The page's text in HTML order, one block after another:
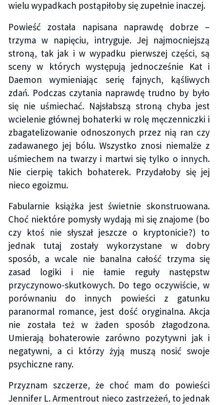
wielu wypadkach postąpiłoby się zupełnie inaczej.
Powieść została napisana naprawdę dobrze –
trzyma w napięciu, intryguje. Jej najmocniejszą
stroną, tak jak i w wypadku pierwszej części, są
sceny w których występują jednocześnie Kat i
Daemon wymieniając serię fajnych, kąśliwych
zdań. Podczas czytania naprawdę trudno by było
się nie uśmiechać. Najsłabszą stroną chyba jest
wcielenie głównej bohaterki w rolę męczenniczki i
zbagatelizowanie odnoszonych przez nią ran czy
zadawanego jej bólu. Wszystko znosi niemalże z
uśmiechem na twarzy i martwi się tylko o innych.
Nie cierpię takich bohaterek. Przydałoby się jej
nieco egoizmu.
Fabularnie książka jest świetnie skonstruowana.
Choć niektóre pomysły wydają mi się znajome (bo
czy ktoś nie słyszał jeszcze o kryptonicie?) to
jednak tutaj zostały wykorzystane w dobry
sposób, a wcale nie banalna całość trzyma się
zasad logiki i nie łamie reguły następstw
przyczynowo-skutkowych. Do tego oczywiście, w
porównaniu do innych powieści z gatunku
paranormal romance, jest dość oryginalna. Akcja
nie została też w żaden sposób złagodzona.
Umierają bohaterowie zarówno pozytywni jak i
negatywni, a ci którzy żyją muszą nosić swoje
psychiczne rany.
Przyznam szczerze, że choć mam do powieści
Jennifer L. Armentrout nieco zastrzeżeń, to jednak